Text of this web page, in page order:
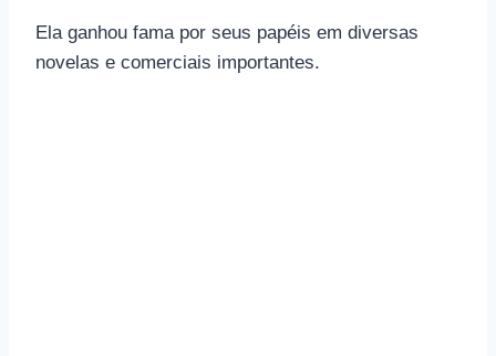
Ela ganhou fama por seus papéis em diversas
novelas e comerciais importantes.